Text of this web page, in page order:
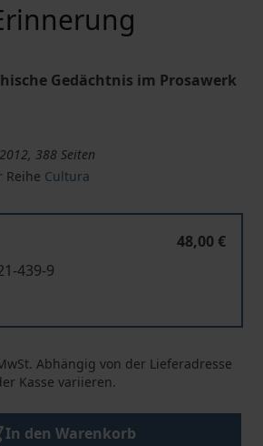
Gedächtnis im Prosawerk
388 Seiten
Reihe Cultura
48,00 €
439-9
Abhängig von der Lieferadresse
Kasse variieren.
In den Warenkorb